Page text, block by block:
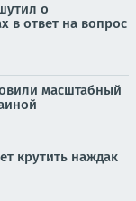
о
в ответ на вопрос
масштабный
крутить наждак